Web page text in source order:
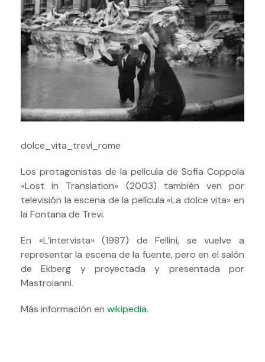
dolce_vita_trevi_rome
Los protagonistas de la película de Sofia Coppola
«Lost in Translation» (2003) también ven por
televisión la escena de la película «La dolce vita» en
la Fontana de Trevi.
En «L’intervista» (1987) de Fellini, se vuelve a
representar la escena de la fuente, pero en el salón
de Ekberg y proyectada y presentada por
Mastroianni.
Más información en wikipedia.